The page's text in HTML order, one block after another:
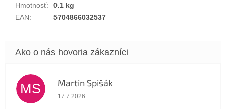
Hmotnosť:
0.1 kg
EAN: 5704866032537
MS Martin Spišák
Hodnotenie obchodu je 5 z 5 hviezdičiek.
17.7.2026